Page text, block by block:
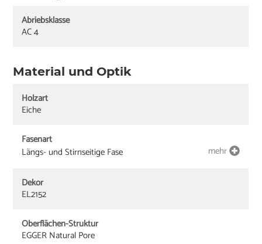
Abriebsklasse
AC 4
Material und Optik
Holzart
Eiche
Fasenart
Längs- und Stirnseitige Fase
mehr
Dekor
EL2152
Oberflächen-Struktur
EGGER Natural Pore